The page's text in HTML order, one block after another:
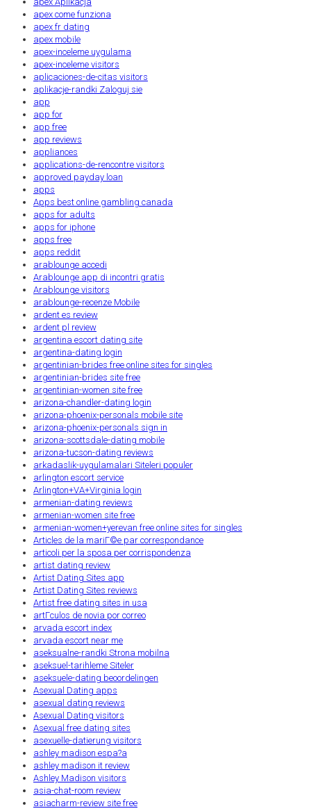
apex come funziona
apex fr dating
apex mobile
apex-inceleme uygulama
apex-inceleme visitors
aplicaciones-de-citas visitors
aplikacje-randki Zaloguj sie
app
app for
app free
app reviews
appliances
applications-de-rencontre visitors
approved payday loan
apps
Apps best online gambling canada
apps for adults
apps for iphone
apps free
apps reddit
arablounge accedi
Arablounge app di incontri gratis
Arablounge visitors
arablounge-recenze Mobile
ardent es review
ardent pl review
argentina escort dating site
argentina-dating login
argentinian-brides free online sites for singles
argentinian-brides site free
argentinian-women site free
arizona-chandler-dating login
arizona-phoenix-personals mobile site
arizona-phoenix-personals sign in
arizona-scottsdale-dating mobile
arizona-tucson-dating reviews
arkadaslik-uygulamalari Siteleri populer
arlington escort service
Arlington+VA+Virginia login
armenian-dating reviews
armenian-women site free
armenian-women+yerevan free online sites for singles
Articles de la mariГ©e par correspondance
articoli per la sposa per corrispondenza
artist dating review
Artist Dating Sites app
Artist Dating Sites reviews
Artist free dating sites in usa
artГ­culos de novia por correo
arvada escort index
arvada escort near me
aseksualne-randki Strona mobilna
aseksuel-tarihleme Siteler
aseksuele-dating beoordelingen
Asexual Dating apps
asexual dating reviews
Asexual Dating visitors
Asexual free dating sites
asexuelle-datierung visitors
ashley madison espa?a
ashley madison it review
Ashley Madison visitors
asia-chat-room review
asiacharm-review site free